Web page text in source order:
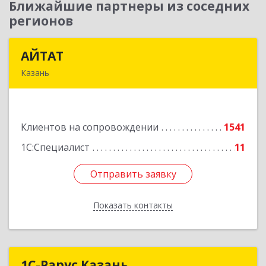
Ближайшие партнеры из соседних
регионов
АЙТАТ
Казань
Клиентов на сопровождении
1541
1С:Специалист
11
Отправить заявку
Показать контакты
Подробнее
Отправить заявку
Назад